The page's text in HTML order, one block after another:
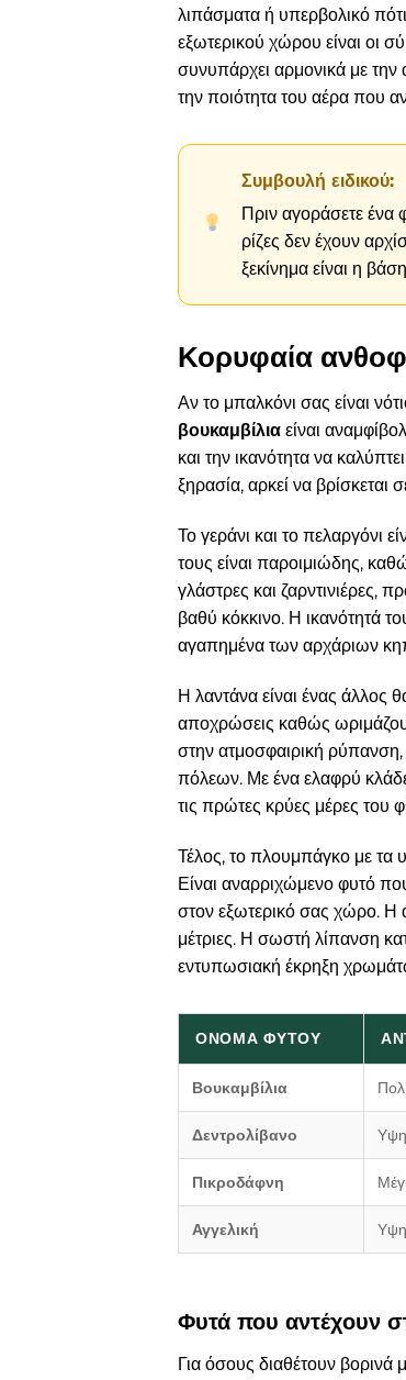
λιπάσματα ή υπερβολικό
εξωτερικού χώρου είναι οι
συνυπάρχει αρμονικά με την
την ποιότητα του αέρα που
Συμβουλή ειδικού:
Πριν αγοράσετε ένα
ρίζες δεν έχουν
ξεκίνημα είναι η
Κορυφαία
Αν το μπαλκόνι σας είναι
βουκαμβίλια είναι
και την ικανότητα να
ξηρασία, αρκεί να
Το γεράνι και το πελαργόνι
τους είναι παροιμιώδης,
γλάστρες και ζαρντινιέρες,
βαθύ κόκκινο. Η ικανότητά
αγαπημένα των αρχάριων
Η λαντάνα είναι ένας άλλος
αποχρώσεις καθώς
στην ατμοσφαιρική ρύπανση,
πόλεων. Με ένα ελαφρύ
τις πρώτες κρύες μέρες του
Τέλος, το πλουμπάγκο με τα
Είναι αναρριχώμενο φυτό
στον εξωτερικό σας χώρο. Η
μέτριες. Η σωστή λίπανση
εντυπωσιακή έκρηξη
ΌΝΟΜΑ ΦΥΤΟΎ
Βουκαμβίλια
Δεντρολίβανο
Πικροδάφνη
Αγγελική
Φυτά που αντέχουν
Για όσους διαθέτουν